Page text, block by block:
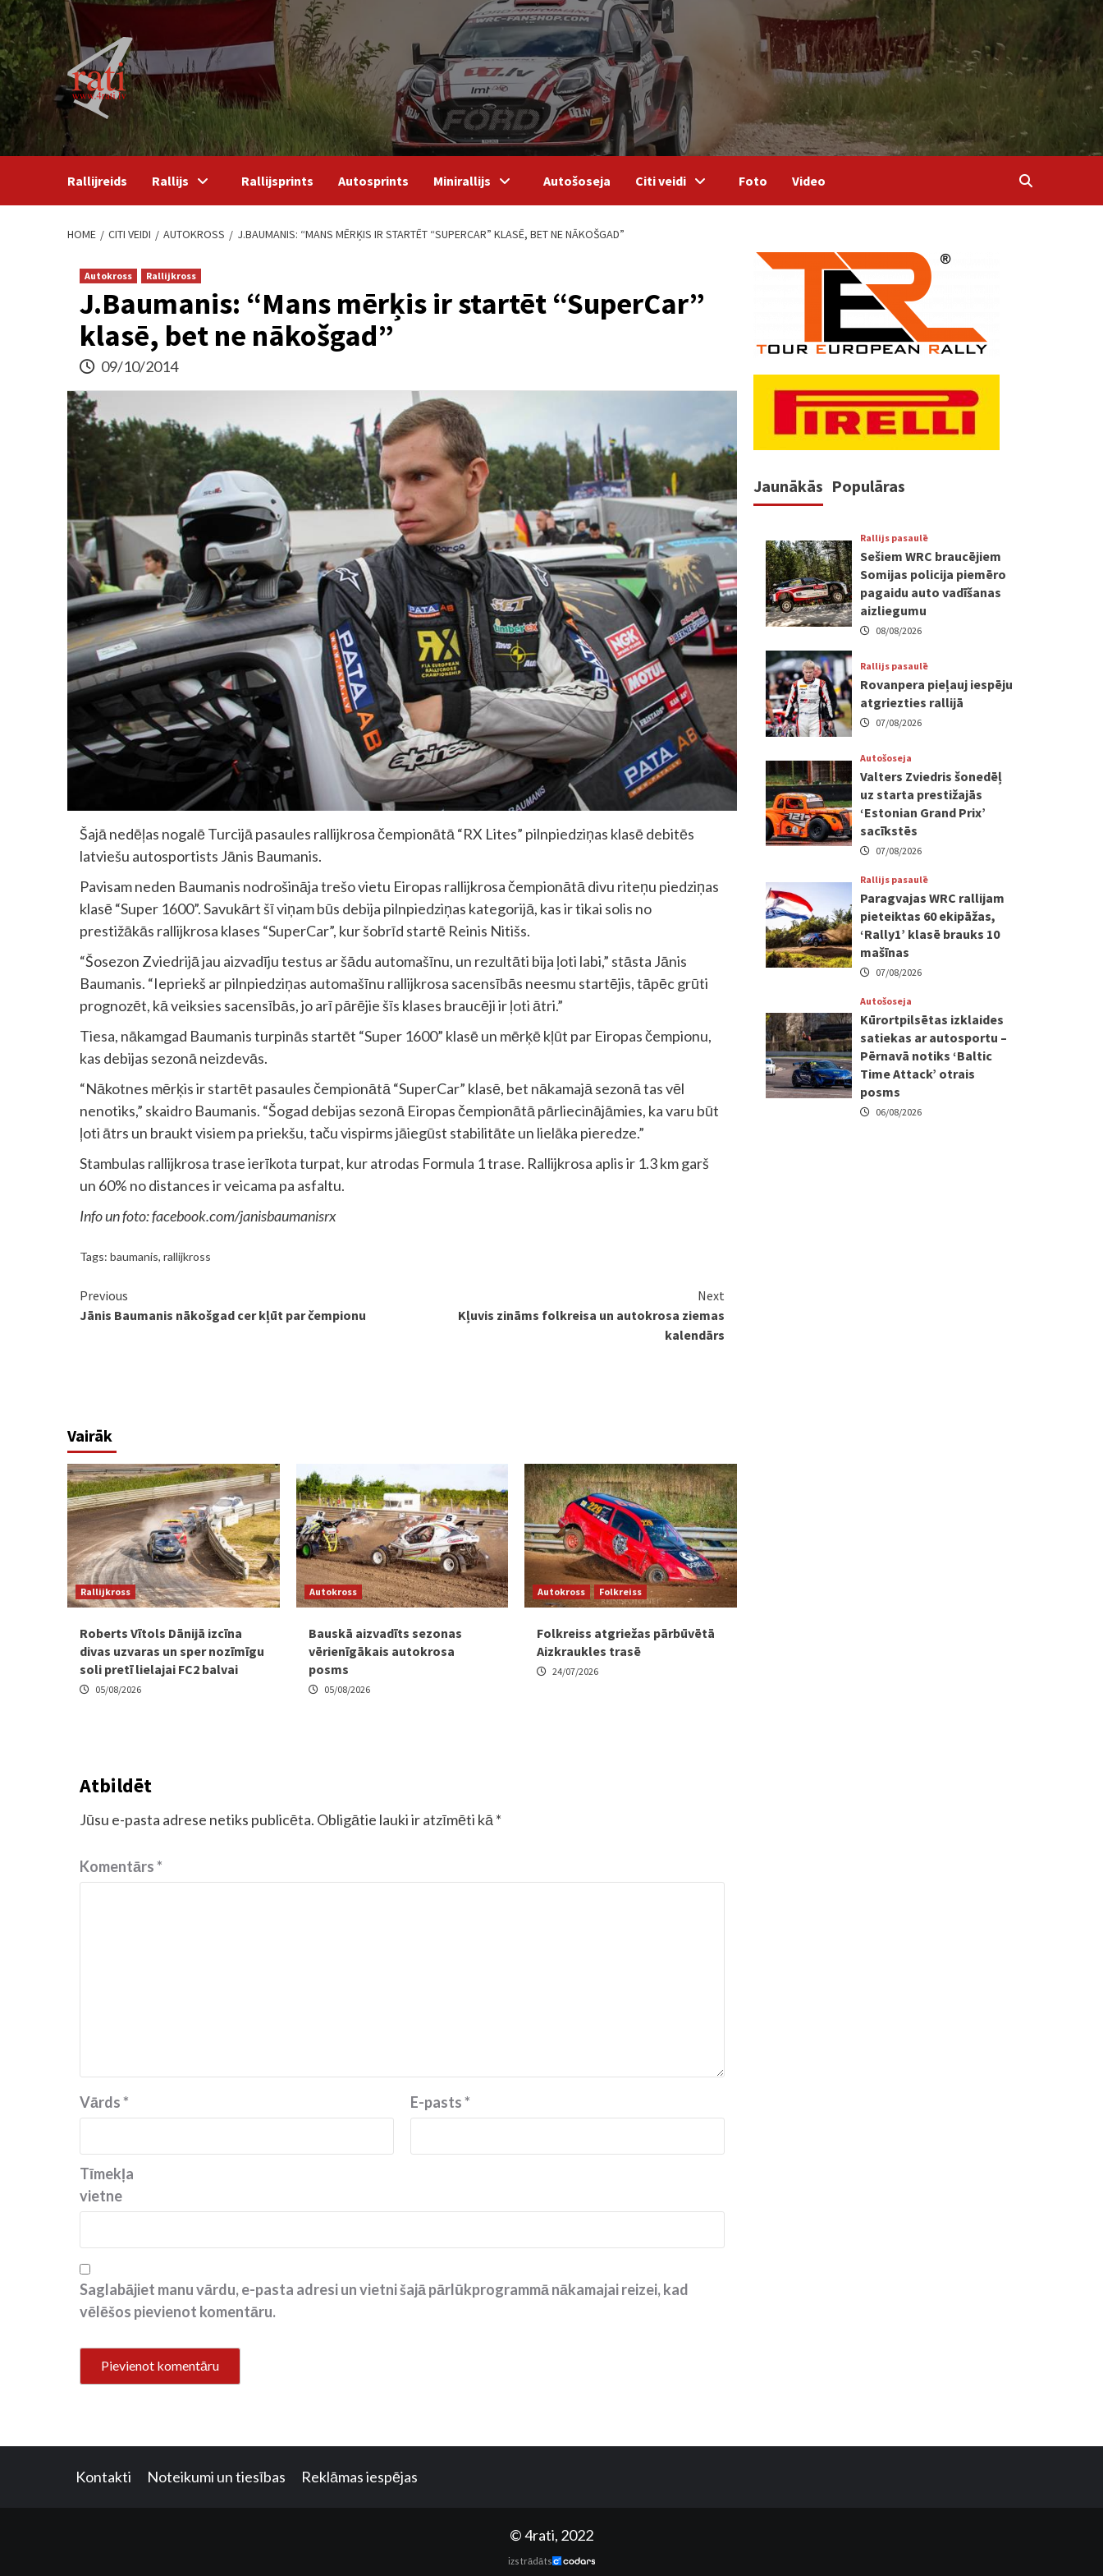
Skip
to
content
Rallijreids Rallijs Rallijsprints Autosprints Minirallijs Autošoseja Citi veidi Foto Video
HOME CITI VEIDI AUTOKROSS J.BAUMANIS: “MANS MĒRĶIS IR STARTĒT “SUPERCAR” KLASĒ, BET NE NĀKOŠGAD”
Autokross Rallijkross
J.Baumanis: “Mans mērķis ir startēt “SuperCar”
klasē, bet ne nākošgad”
09/10/2014
Šajā nedēļas nogalē Turcijā pasaules rallijkrosa čempionātā “RX Lites” pilnpiedziņas klasē debitēs
latviešu autosportists Jānis Baumanis.
Pavisam neden Baumanis nodrošināja trešo vietu Eiropas rallijkrosa čempionātā divu riteņu piedziņas
klasē “Super 1600”. Savukārt šī viņam būs debija pilnpiedziņas kategorijā, kas ir tikai solis no
prestižākās rallijkrosa klases “SuperCar”, kur šobrīd startē Reinis Nitišs.
“Šosezon Zviedrijā jau aizvadīju testus ar šādu automašīnu, un rezultāti bija ļoti labi,” stāsta Jānis
Baumanis. “Iepriekš ar pilnpiedziņas automašīnu rallijkrosa sacensībās neesmu startējis, tāpēc grūti
prognozēt, kā veiksies sacensībās, jo arī pārējie šīs klases braucēji ir ļoti ātri.”
Tiesa, nākamgad Baumanis turpinās startēt “Super 1600” klasē un mērķē kļūt par Eiropas čempionu,
kas debijas sezonā neizdevās.
“Nākotnes mērķis ir startēt pasaules čempionātā “SuperCar” klasē, bet nākamajā sezonā tas vēl
nenotiks,” skaidro Baumanis. “Šogad debijas sezonā Eiropas čempionātā pārliecinājāmies, ka varu būt
ļoti ātrs un braukt visiem pa priekšu, taču vispirms jāiegūst stabilitāte un lielāka pieredze.”
Stambulas rallijkrosa trase ierīkota turpat, kur atrodas Formula 1 trase. Rallijkrosa aplis ir 1.3 km garš
un 60% no distances ir veicama pa asfaltu.
Info un foto: facebook.com/janisbaumanisrx
Tags: baumanis, rallijkross
Continue
Reading
Previous
Jānis Baumanis nākošgad cer kļūt par čempionu
Next
Kļuvis zināms folkreisa un autokrosa ziemas
kalendārs
Vairāk
Rallijkross
Roberts Vītols Dānijā izcīna
divas uzvaras un sper nozīmīgu
soli pretī lielajai FC2 balvai
05/08/2026
Autokross
Bauskā aizvadīts sezonas
vērienīgākais autokrosa
posms
05/08/2026
Autokross Folkreiss
Folkreiss atgriežas pārbūvētā
Aizkraukles trasē
24/07/2026
Atbildēt
Jūsu e-pasta adrese netiks publicēta. Obligātie lauki ir atzīmēti kā *
Komentārs*
Vārds* E-pasts*
Tīmekļa
vietne
Saglabājiet manu vārdu, e-pasta adresi un vietni šajā pārlūkprogrammā nākamajai reizei, kad
vēlēšos pievienot komentāru.
Jaunākās Populāras
Rallijs pasaulē
Sešiem WRC braucējiem
Somijas policija piemēro
pagaidu auto vadīšanas
aizliegumu
08/08/2026
Rallijs pasaulē
Rovanpera pieļauj iespēju
atgriezties rallijā
07/08/2026
Autošoseja
Valters Zviedris šonedēļ
uz starta prestižajās
‘Estonian Grand Prix’
sacīkstēs
07/08/2026
Rallijs pasaulē
Paragvajas WRC rallijam
pieteiktas 60 ekipāžas,
‘Rally1’ klasē brauks 10
mašīnas
07/08/2026
Autošoseja
Kūrortpilsētas izklaides
satiekas ar autosportu –
Pērnavā notiks ‘Baltic
Time Attack’ otrais
posms
06/08/2026
Kontakti Noteikumi un tiesības Reklāmas iespējas
© 4rati, 2022
izstrādāts